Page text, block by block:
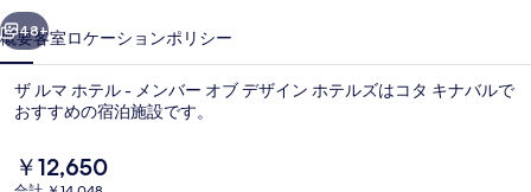
メ
ン
バ
オ
次へ
48+
概要客室ロケーションポリシー
ザ ルマ ホテル - メンバー オブ デザイン ホテルズはコタ キナバルで
おすすめの宿泊施設です。
現
在
￥12,650